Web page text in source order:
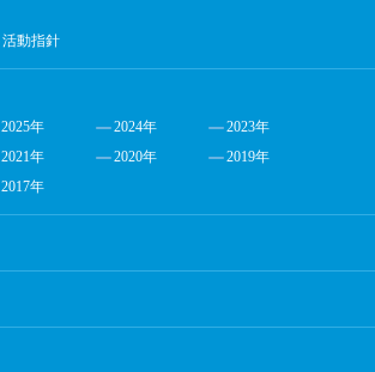
活動指針
2025年 2024年
2023年
2021年 2020年
2019年
2017年